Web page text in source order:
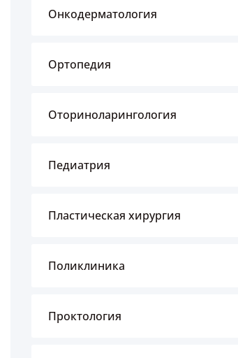
Онкодерматология
Ортопедия
Оториноларингология
Педиатрия
Пластическая хирургия
Поликлиника
Проктология